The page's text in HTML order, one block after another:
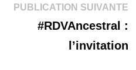
PUBLICATION SUIVANTE
#RDVAncestral :
l’invitation